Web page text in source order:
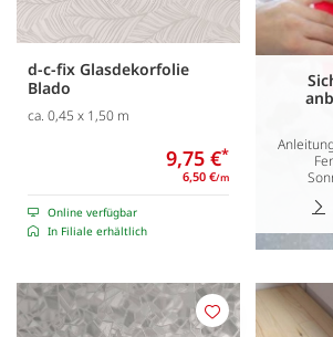
d-c-fix Glasdekorfolie
Blado
ca. 0,45 x 1,50 m
9,75 €*
6,50 €/m
Online verfügbar
In Filiale erhältlich
Merken